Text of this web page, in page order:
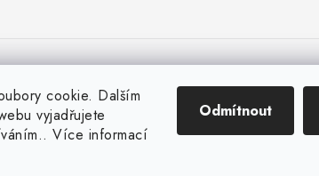
cookie. Dalším
vyjadřujete
Více informací
Odmítnout